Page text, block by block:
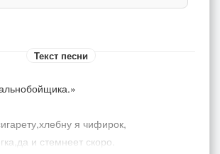
Текст песни
я чифирок,
и стемнеет скоро.